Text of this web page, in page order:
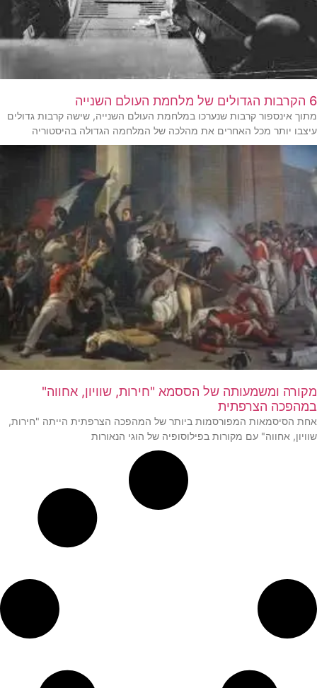
6 הקרבות הגדולים של מלחמת העולם השנייה
מתוך אינספור קרבות שנערכו במלחמת העולם השנייה, שישה קרבות גדולים
עיצבו יותר מכל האחרים את מהלכה של המלחמה הגדולה בהיסטוריה
מקורה ומשמעותה של הססמא "חירות, שוויון, אחווה"
במהפכה הצרפתית
אחת הסיסמאות המפורסמות ביותר של המהפכה הצרפתית הייתה "חירות,
שוויון, אחווה" עם מקורות בפילוסופיה של הוגי הנאורות